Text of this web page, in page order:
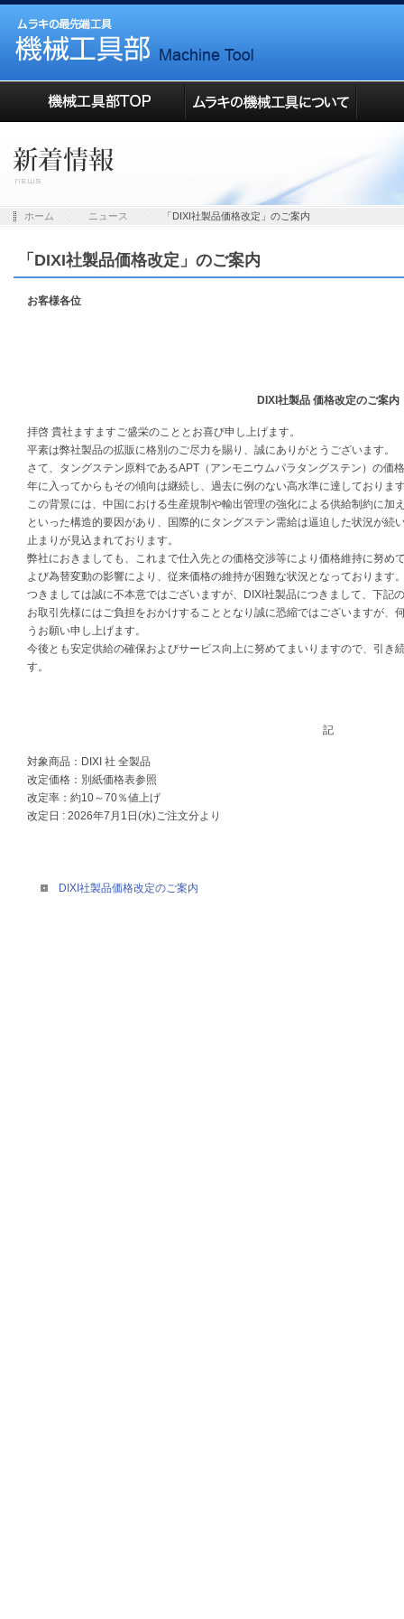
ホーム ニュース 「DIXI社製品価格改定」のご案内
「DIXI社製品価格改定」のご案内
お客様各位
DIXI社製品 価格改定のご案内
拝啓 貴社ますますご盛栄のこととお喜び申し上げます。
平素は弊社製品の拡販に格別のご尽力を賜り、誠にありがとうございます。
さて、タングステン原料であるAPT（アンモニウムパラタングステン）の価
年に入ってからもその傾向は継続し、過去に例のない高水準に達しておりま
この背景には、中国における生産規制や輸出管理の強化による供給制約に加
といった構造的要因があり、国際的にタングステン需給は逼迫した状況が続
止まりが見込まれております。
弊社におきましても、これまで仕入先との価格交渉等により価格維持に努め
よび為替変動の影響により、従来価格の維持が困難な状況となっております
つきましては誠に不本意ではございますが、DIXI社製品につきまして、下記
お取引先様にはご負担をおかけすることとなり誠に恐縮ではございますが、
うお願い申し上げます。
今後とも安定供給の確保およびサービス向上に努めてまいりますので、引き
す。
記
対象商品：DIXI 社 全製品
改定価格：別紙価格表参照
改定率：約10～70％値上げ
改定日 : 2026年7月1日(水)ご注文分より
DIXI社製品価格改定のご案内